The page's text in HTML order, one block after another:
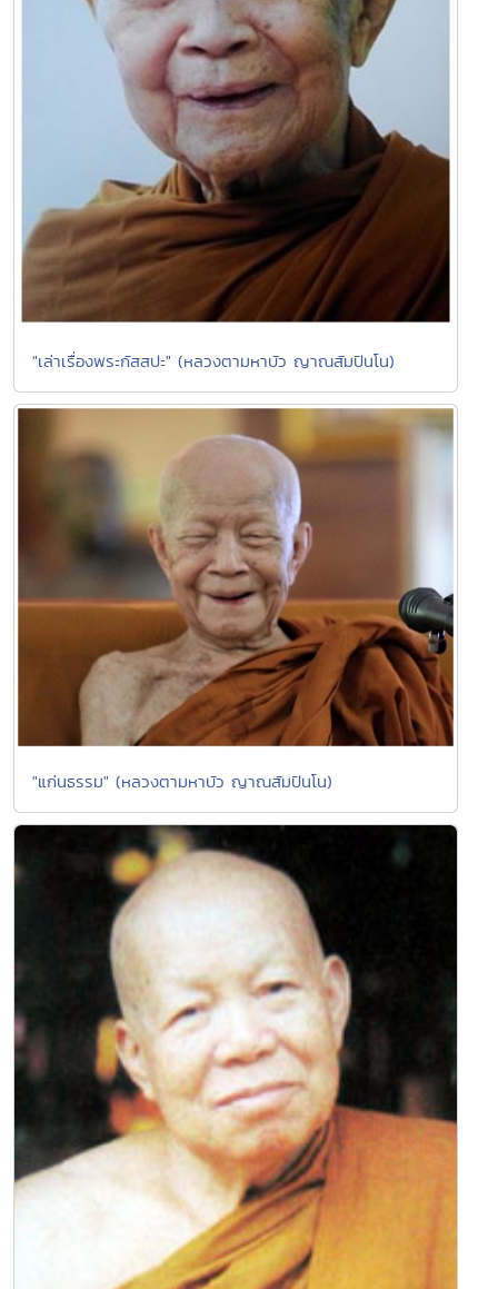
"เล่าเรื่องพระกัสสปะ" (หลวงตามหาบัว ญาณสัมปันโน)
"แก่นธรรม" (หลวงตามหาบัว ญาณสัมปันโน)